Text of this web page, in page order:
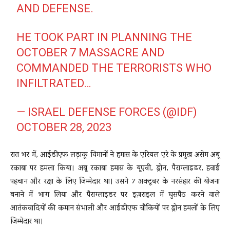
AND DEFENSE.
HE TOOK PART IN PLANNING THE
OCTOBER 7 MASSACRE AND
COMMANDED THE TERRORISTS WHO
INFILTRATED…
— ISRAEL DEFENSE FORCES (@IDF)
OCTOBER 28, 2023
रात भर में, आईडीएफ लड़ाकू विमानों ने हमास के एरियल एरे के प्रमुख असेम अबू
रकाबा पर हमला किया। अबू रकाबा हमास के यूएवी, ड्रोन, पैराग्लाइडर, हवाई
पहचान और रक्षा के लिए जिम्मेदार था। उसने 7 अक्टूबर के नरसंहार की योजना
बनाने में भाग लिया और पैराग्लाइडर पर इज़राइल में घुसपैठ करने वाले
आतंकवादियों की कमान संभाली और आईडीएफ चौकियों पर ड्रोन हमलों के लिए
जिम्मेदार था।